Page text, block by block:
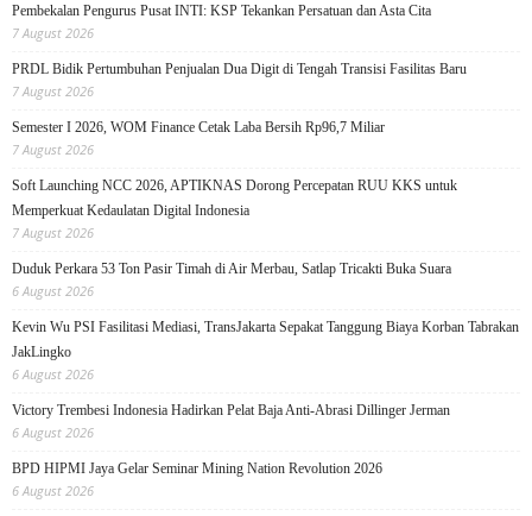
Pembekalan Pengurus Pusat INTI: KSP Tekankan Persatuan dan Asta Cita
7 August 2026
PRDL Bidik Pertumbuhan Penjualan Dua Digit di Tengah Transisi Fasilitas Baru
7 August 2026
Semester I 2026, WOM Finance Cetak Laba Bersih Rp96,7 Miliar
7 August 2026
Soft Launching NCC 2026, APTIKNAS Dorong Percepatan RUU KKS untuk
Memperkuat Kedaulatan Digital Indonesia
7 August 2026
Duduk Perkara 53 Ton Pasir Timah di Air Merbau, Satlap Tricakti Buka Suara
6 August 2026
Kevin Wu PSI Fasilitasi Mediasi, TransJakarta Sepakat Tanggung Biaya Korban Tabrakan
JakLingko
6 August 2026
Victory Trembesi Indonesia Hadirkan Pelat Baja Anti-Abrasi Dillinger Jerman
6 August 2026
BPD HIPMI Jaya Gelar Seminar Mining Nation Revolution 2026
6 August 2026